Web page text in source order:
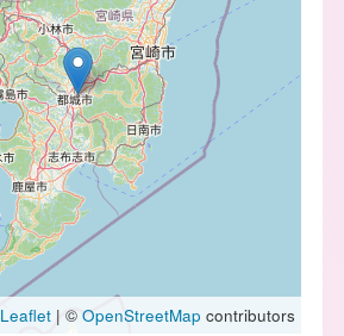
Leaflet | © OpenStreetMap contributors